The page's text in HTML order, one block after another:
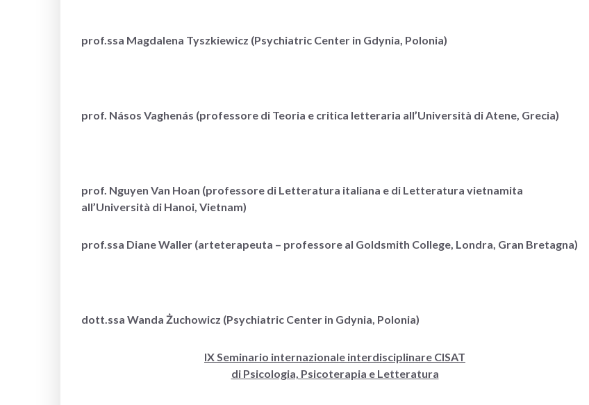
prof.ssa Magdalena Tyszkiewicz (Psychiatric Center in Gdynia, Polonia)
prof. Násos Vaghenás (professore di Teoria e critica letteraria all’Università di Atene, Grecia)
prof. Nguyen Van Hoan (professore di Letteratura italiana e di Letteratura vietnamita
all’Università di Hanoi, Vietnam)
prof.ssa Diane Waller (arteterapeuta – professore al Goldsmith College, Londra, Gran Bretagna)
dott.ssa Wanda Żuchowicz (Psychiatric Center in Gdynia, Polonia)
IX Seminario internazionale interdisciplinare CISAT
di Psicologia, Psicoterapia e Letteratura